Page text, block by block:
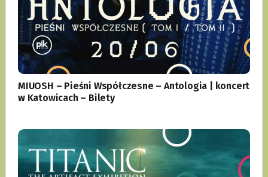
MIUOSH – Pieśni Współczesne – Antologia | koncert
w Katowicach – Bilety